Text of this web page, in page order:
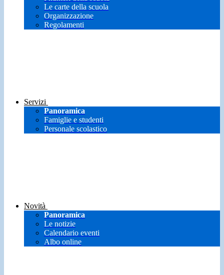
Le carte della scuola
Organizzazione
Regolamenti
Servizi
Panoramica
Famiglie e studenti
Personale scolastico
Novità
Panoramica
Le notizie
Calendario eventi
Albo online